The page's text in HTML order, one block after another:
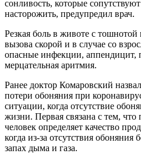
сонливость, которые
насторожить, предупредил врач.
Резкая боль в животе с
вызова скорой и в случае со
опасные инфекции, аппендицит,
мерцательная аритмия.
Ранее доктор Комаровский
потери обоняния при
ситуации, когда отсутствие
жизни. Первая связана с тем, что
человек определяет качество
когда из-за отсутствия
запах дыма и газа.